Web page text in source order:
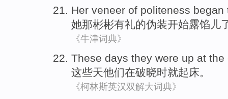
Her veneer of politeness began
她那彬彬有礼的伪装开始露馅儿
《牛津词典》
These days they were up at the
这些天他们在破晓时就起床。
《柯林斯英汉双解大词典》